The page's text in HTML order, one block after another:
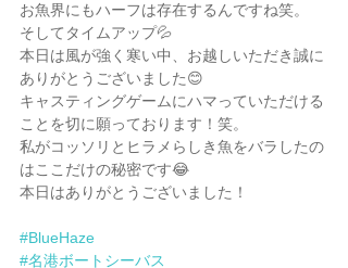
お魚界にもハーフは存在するんですね笑。
そしてタイムアップ💦
本日は風が強く寒い中、お越しいただき誠に
ありがとうございました😊
キャスティングゲームにハマっていただける
ことを切に願っております！笑。
私がコッソリとヒラメらしき魚をバラしたの
はここだけの秘密です😂
本日はありがとうございました！
#BlueHaze
#名港ボートシーバス